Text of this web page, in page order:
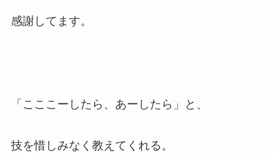
感謝してます。
「こここーしたら、あーしたら」と、
技を惜しみなく教えてくれる。